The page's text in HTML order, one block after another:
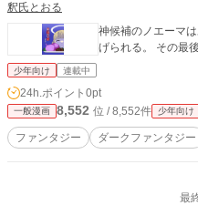
釈氏とおる
神候補のノエーマ
げられる。 その最
少年向け 連載中
24h.ポイント 0pt
一般漫画 8,552 位 / 8,552件 少年向け
ファンタジー ダークファンタジー
最